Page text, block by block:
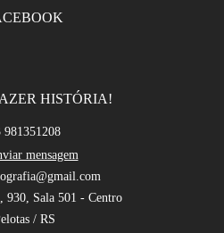
HISTÓRIA!
981351208
mensagem
930, Sala 501 - Centro
/ RS